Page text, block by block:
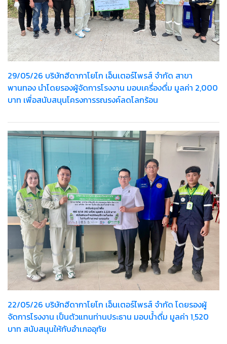
29/05/26 บริษัทฮีดากาโยโก เอ็นเตอร์ไพรส์ จำกัด สาขา
พานทอง นำโดยรองผู้จัดการโรงงาน มอบเครื่องดื่ม มูลค่า 2,000
บาท เพื่อสนับสนุนโครงการรณรงค์ลดโลกร้อน
22/05/26 บริษัทฮีดากาโยโก เอ็นเตอร์ไพรส์ จำกัด โดยรองผู้
จัดการโรงงาน เป็นตัวแทนท่านประธาน มอบน้ำดื่ม มูลค่า 1,520
บาท สนับสนุนให้กับอำเภออุทัย